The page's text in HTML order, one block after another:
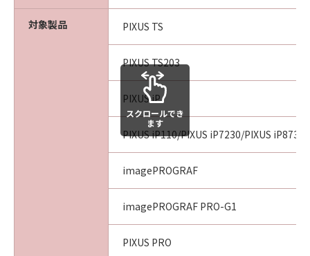
対象製品 PIXUS TS
PIXUS TS203
PIXUS iP
PIXUS iP110/PIXUS iP7230/PIXUS iP8730
imagePROGRAF
imagePROGRAF PRO-G1
PIXUS PRO
スクロールでき
ます